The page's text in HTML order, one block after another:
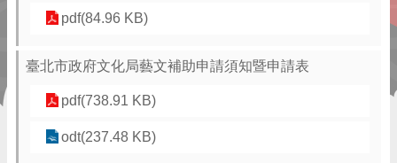
pdf(84.96 KB)
臺北市政府文化局藝文補助申請須知暨申請表
pdf(738.91 KB)
odt(237.48 KB)